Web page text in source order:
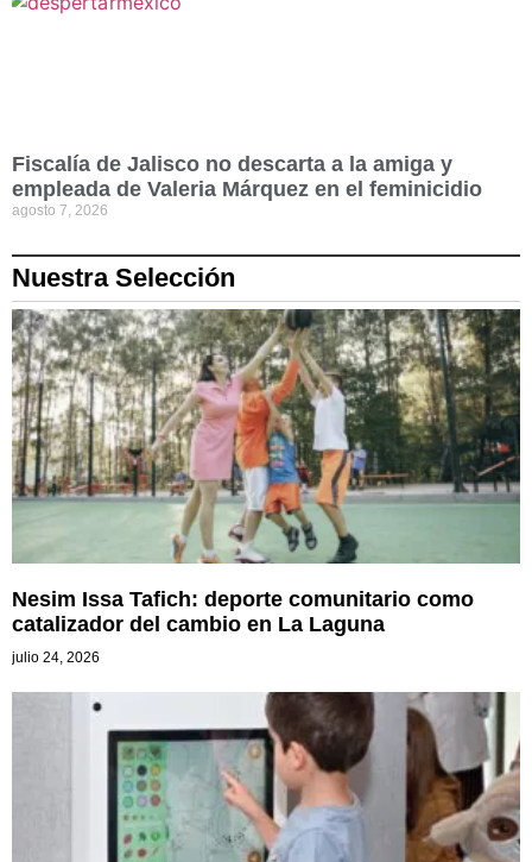
Fiscalía de Jalisco no descarta a la amiga y
empleada de Valeria Márquez en el feminicidio
agosto 7, 2026
Nuestra Selección
Nesim Issa Tafich: deporte comunitario como
catalizador del cambio en La Laguna
julio 24, 2026